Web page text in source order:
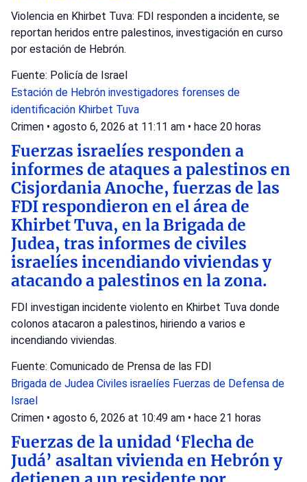
Violencia en Khirbet Tuva: FDI responden a incidente, se
reportan heridos entre palestinos, investigación en curso
por estación de Hebrón.
Fuente: Policía de Israel
Estación de Hebrón investigadores forenses de
identificación Khirbet Tuva
Crimen • agosto 6, 2026 at 11:11 am • hace 20 horas
Fuerzas israelíes responden a
informes de ataques a palestinos en
Cisjordania Anoche, fuerzas de las
FDI respondieron en el área de
Khirbet Tuva, en la Brigada de
Judea, tras informes de civiles
israelíes incendiando viviendas y
atacando a palestinos en la zona.
FDI investigan incidente violento en Khirbet Tuva donde
colonos atacaron a palestinos, hiriendo a varios e
incendiando viviendas.
Fuente: Comunicado de Prensa de las FDI
Brigada de Judea Civiles israelíes Fuerzas de Defensa de
Israel
Crimen • agosto 6, 2026 at 10:49 am • hace 21 horas
Fuerzas de la unidad ‘Flecha de
Judá’ asaltan vivienda en Hebrón y